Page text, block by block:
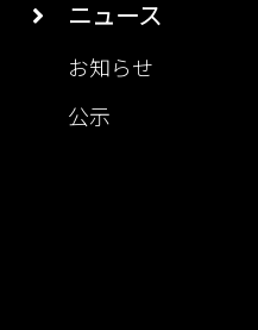
ニュース
お知らせ
公示